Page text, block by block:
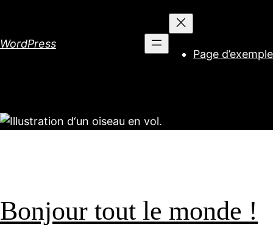
contenu
WordPress
Page d’exemple
Bonjour tout le monde !